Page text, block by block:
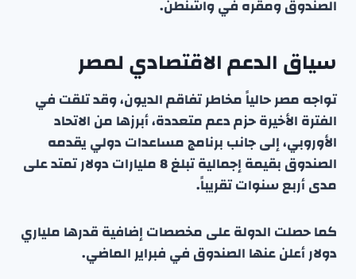
الصندوق ومقره في واشنطن.
سياق الدعم الاقتصادي لمصر
تواجه مصر حالياً مخاطر تفاقم الديون، وقد تلقت في
الفترة الأخيرة حزم دعم متعددة، أبرزها من الاتحاد
الأوروبي، إلى جانب برنامج مساعدات دولي يقدمه
الصندوق بقيمة إجمالية تبلغ 8 مليارات دولار تمتد على
مدى أربع سنوات تقريباً.
كما حصلت الدولة على مخصصات إضافية قدرها ملياري
دولار أعلن عنها الصندوق في فبراير الماضي.